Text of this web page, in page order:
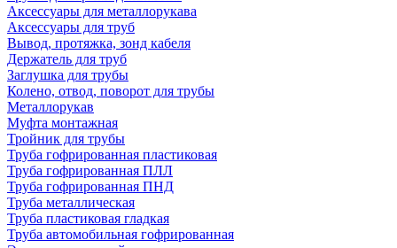
Аксессуары для металлорукава
Аксессуары для труб
Вывод, протяжка, зонд кабеля
Держатель для труб
Заглушка для трубы
Колено, отвод, поворот для трубы
Металлорукав
Муфта монтажная
Тройник для трубы
Труба гофрированная пластиковая
Труба гофрированная ПЛЛ
Труба гофрированная ПНД
Труба металлическая
Труба пластиковая гладкая
Труба автомобильная гофрированная